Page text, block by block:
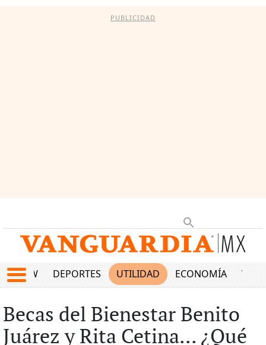
PUBLICIDAD
SHOW DEPORTES UTILIDAD ECONOMÍA VIDA
Becas del Bienestar Benito
Juárez y Rita Cetina... ¿Qué